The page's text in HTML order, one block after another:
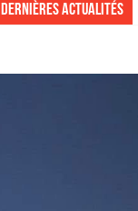
Dernières actualités